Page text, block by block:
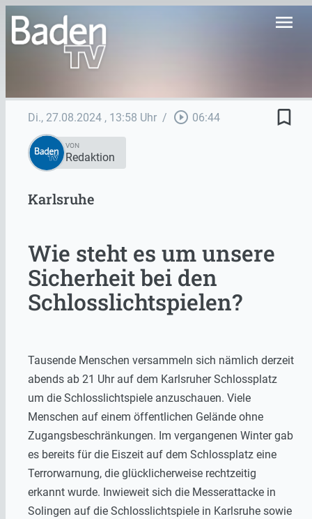
menu
Di., 27.08.2024 , 13:58 Uhr / play_circle_outline 06:44 bookmark_border
VON
Redaktion
Karlsruhe
Wie steht es um unsere
Sicherheit bei den
Schlosslichtspielen?
Tausende Menschen versammeln sich nämlich derzeit
abends ab 21 Uhr auf dem Karlsruher Schlossplatz
um die Schlosslichtspiele anzuschauen. Viele
Menschen auf einem öffentlichen Gelände ohne
Zugangsbeschränkungen. Im vergangenen Winter gab
es bereits für die Eiszeit auf dem Schlossplatz eine
Terrorwarnung, die glücklicherweise rechtzeitig
erkannt wurde. Inwieweit sich die Messerattacke in
Solingen auf die Schlosslichtspiele in Karlsruhe sowie